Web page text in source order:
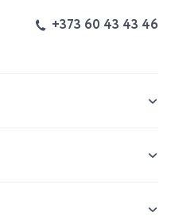
+373 60 43 43 46